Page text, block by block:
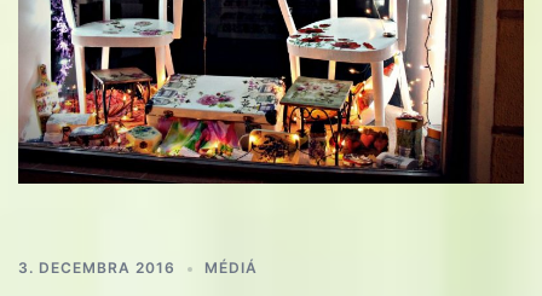
3. DECEMBRA 2016 MÉDIÁ